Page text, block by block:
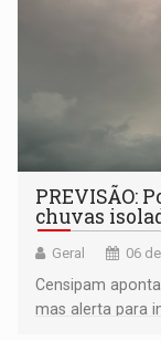
PREVISÃO:
chuvas
Geral 06
Censipam
mas alerta para